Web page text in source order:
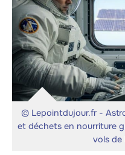
© Lepointdujour.fr -
et déchets en nourriture
vols de